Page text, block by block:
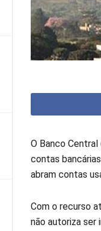
O Banco
contas
abram contas
Com o recurso
não autoriza